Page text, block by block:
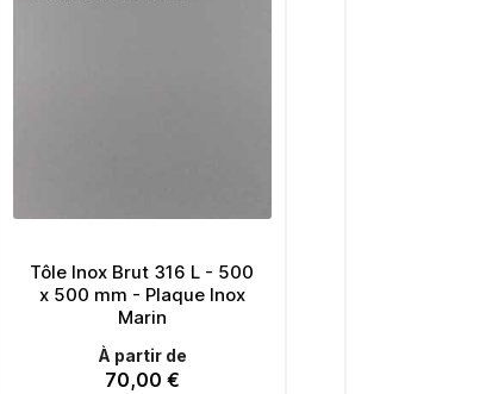
Tôle Inox Brut 316 L - 500
x 500 mm - Plaque Inox
Marin
À partir de
Prix
70,00 €